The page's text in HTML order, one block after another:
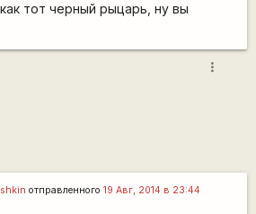
тот черный рыцарь, ну вы
more_vert
отправленного 19 Авг, 2014 в 23:44